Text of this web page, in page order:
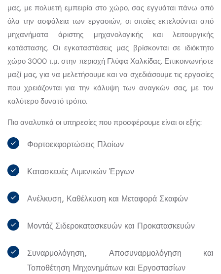
μας, με πολυετή εμπειρία στο χώρο, σας εγγυάται πάνω από
όλα την ασφάλεια των εργασιών, οι οποίες εκτελούνται από
μηχανήματα άριστης μηχανολογικής και λειτουργικής
κατάστασης. Οι εγκαταστάσεις μας βρίσκονται σε ιδιόκτητο
χώρο 3000 τ.μ. στην περιοχή Γλύφα Χαλκίδας. Επικοινωνήστε
μαζί μας, για να μελετήσουμε και να σχεδιάσουμε τις εργασίες
που χρειάζονται για την κάλυψη των αναγκών σας, με τον
καλύτερο δυνατό τρόπο.
Πιο αναλυτικά οι υπηρεσίες που προσφέρουμε είναι οι εξής:
Φορτοεκφορτώσεις Πλοίων
Κατασκευές Λιμενικών Έργων
Ανέλκυση, Καθέλκυση και Μεταφορά Σκαφών
Μοντάζ Σιδεροκατασκευών και Προκατασκευών
Συναρμολόγηση, Αποσυναρμολόγηση και
Τοποθέτηση Μηχανημάτων και Εργοστασίων